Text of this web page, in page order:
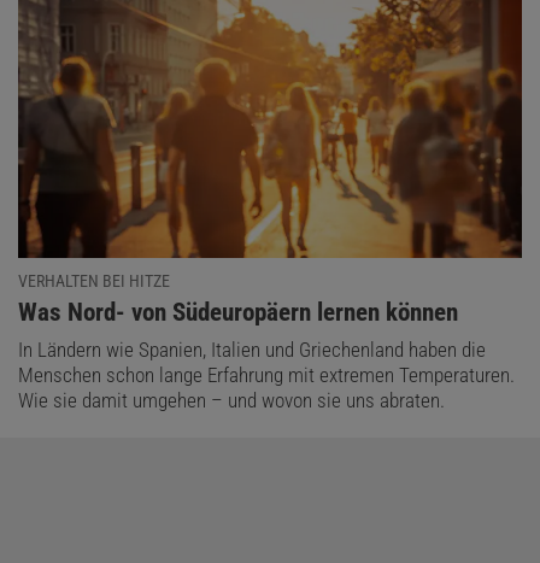
VERHALTEN BEI HITZE
:
Was Nord- von Südeuropäern lernen können
In Ländern wie Spanien, Italien und Griechenland haben die
Menschen schon lange Erfahrung mit extremen Temperaturen.
Wie sie damit umgehen – und wovon sie uns abraten.